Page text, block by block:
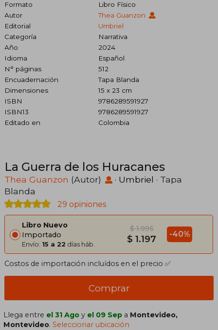
Formato
Libro Físico
Autor
Thea Guanzon
Editorial
Umbriel
Categoría
Narrativa
Año
2024
Idioma
Español
N° páginas
512
Encuadernación
Tapa Blanda
Dimensiones
15 x 23 cm
ISBN
9786289591927
ISBN13
9786289591927
Editado en
Colombia
La Guerra de los Huracanes
Thea Guanzon (Autor) · Umbriel · Tapa
Blanda
29 opiniones
Libro Nuevo
Importado
Envío: 15 a 22 días háb.
$ 1.995
$ 1.197 -40%
Costos de importación incluídos en el precio ✅
Comprar
Llega entre el 31 Ago y el 09 Sep a Montevideo,
Montevideo.Seleccionar ubicación